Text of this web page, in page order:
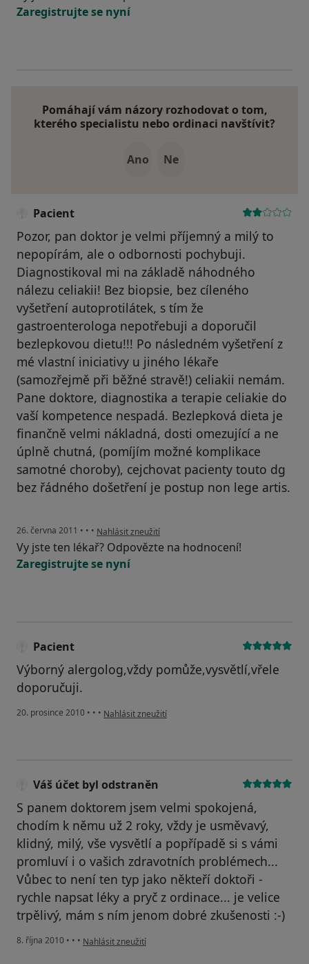
Zaregistrujte se nyní
Pomáhají vám názory rozhodovat o tom,
kterého specialistu nebo ordinaci navštívit?
Ano Ne
Pacient
Pozor, pan doktor je velmi příjemný a milý to
nepopírám, ale o odbornosti pochybuji.
Diagnostikoval mi na základě náhodného
nálezu celiakii! Bez biopsie, bez cíleného
vyšetření autoprotilátek, s tím že
gastroenterologa nepotřebuji a doporučil
bezlepkovou dietu!!! Po následném vyšetření z
mé vlastní iniciativy u jiného lékaře
(samozřejmě při běžné stravě!) celiakii nemám.
Pane doktore, diagnostika a terapie celiakie do
vaší kompetence nespadá. Bezlepková dieta je
finančně velmi nákladná, dosti omezující a ne
úplně chutná, (pomíjím možné komplikace
samotné choroby), cejchovat pacienty touto dg
bez řádného došetření je postup non lege artis.
26. června 2011 • • • podle názoru uživatele Pacient
Nahlásit zneužití
Vy jste ten lékař? Odpovězte na hodnocení!
Zaregistrujte se nyní
Pacient
Výborný alergolog,vždy pomůže,vysvětlí,vřele
doporučuji.
20. prosince 2010 • • • podle názoru uživatele Pacient
Nahlásit zneužití
Váš účet byl odstraněn
S panem doktorem jsem velmi spokojená,
chodím k němu už 2 roky, vždy je usměvavý,
klidný, milý, vše vysvětlí a popřípadě si s vámi
promluví i o vašich zdravotních problémech...
Vůbec to není ten typ jako někteří doktoři -
rychle napsat léky a pryč z ordinace... je velice
trpělivý, mám s ním jenom dobré zkušenosti :-)
8. října 2010 • • • podle názoru uživatele Váš účet byl odstraněn
Nahlásit zneužití